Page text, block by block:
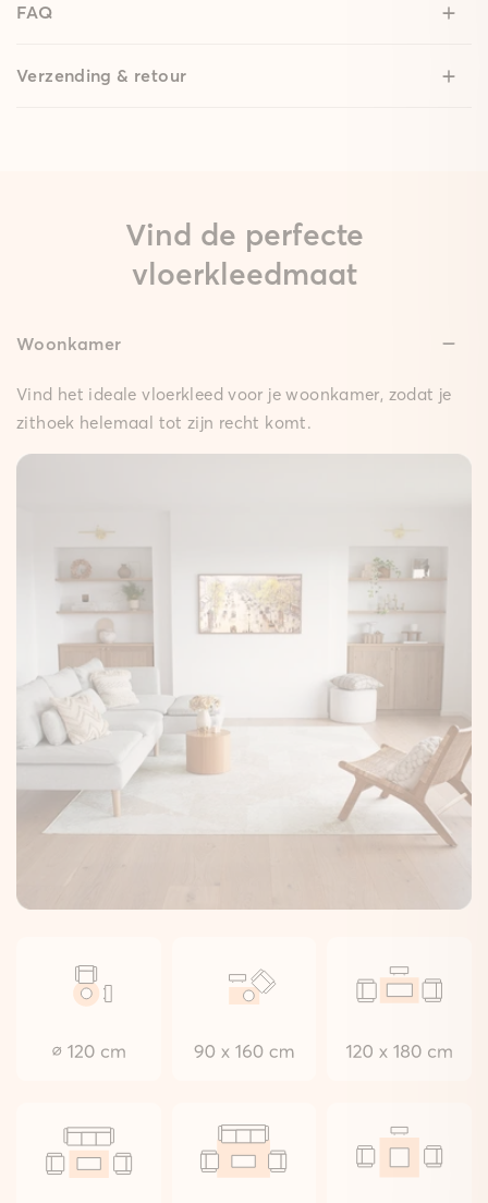
Lage hoogte:
openen.
Eenvoudig vochtig af te nemen.
Klittenbandachtige oppervlakte:
Het design kleed hecht stevig aan de mat.
Zonder latex:
Beter voor jou en het milieu.
FAQ
Verzending & retour
Vind de perfecte
vloerkleedmaat
Woonkamer
Vind het ideale vloerkleed voor je woonkamer, zodat je
zithoek helemaal tot zijn recht komt.